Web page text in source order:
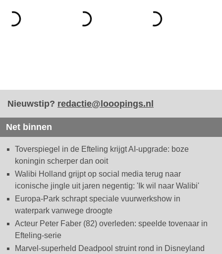
Nieuwstip? redactie@looopings.nl
Net binnen
Toverspiegel in de Efteling krijgt AI-upgrade: boze
koningin scherper dan ooit
Walibi Holland grijpt op social media terug naar
iconische jingle uit jaren negentig: 'Ik wil naar Walibi'
Europa-Park schrapt speciale vuurwerkshow in
waterpark vanwege droogte
Acteur Peter Faber (82) overleden: speelde tovenaar in
Efteling-serie
Marvel-superheld Deadpool struint rond in Disneyland